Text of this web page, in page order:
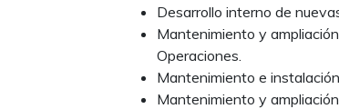
Desarrollo interno de
Mantenimiento y
Operaciones.
Mantenimiento e
Mantenimiento y